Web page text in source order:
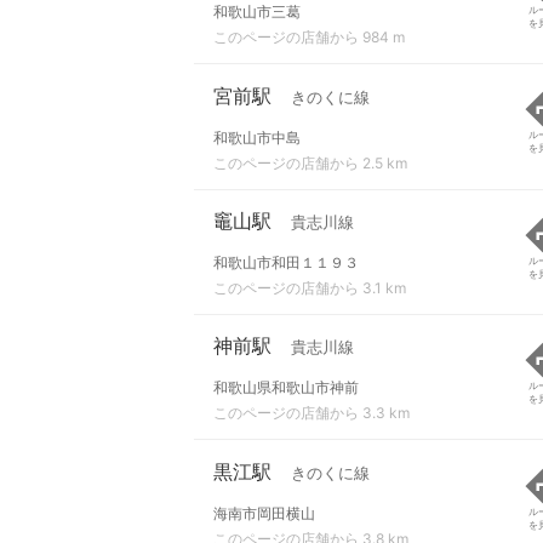
和歌山市三葛
このページの店舗から 984 m
ル
を
宮前駅 きのくに線
和歌山市中島
このページの店舗から 2.5 km
ル
を
竈山駅 貴志川線
和歌山市和田１１９３
このページの店舗から 3.1 km
ル
を
神前駅 貴志川線
和歌山県和歌山市神前
このページの店舗から 3.3 km
ル
を
黒江駅 きのくに線
海南市岡田横山
このページの店舗から 3.8 km
ル
を